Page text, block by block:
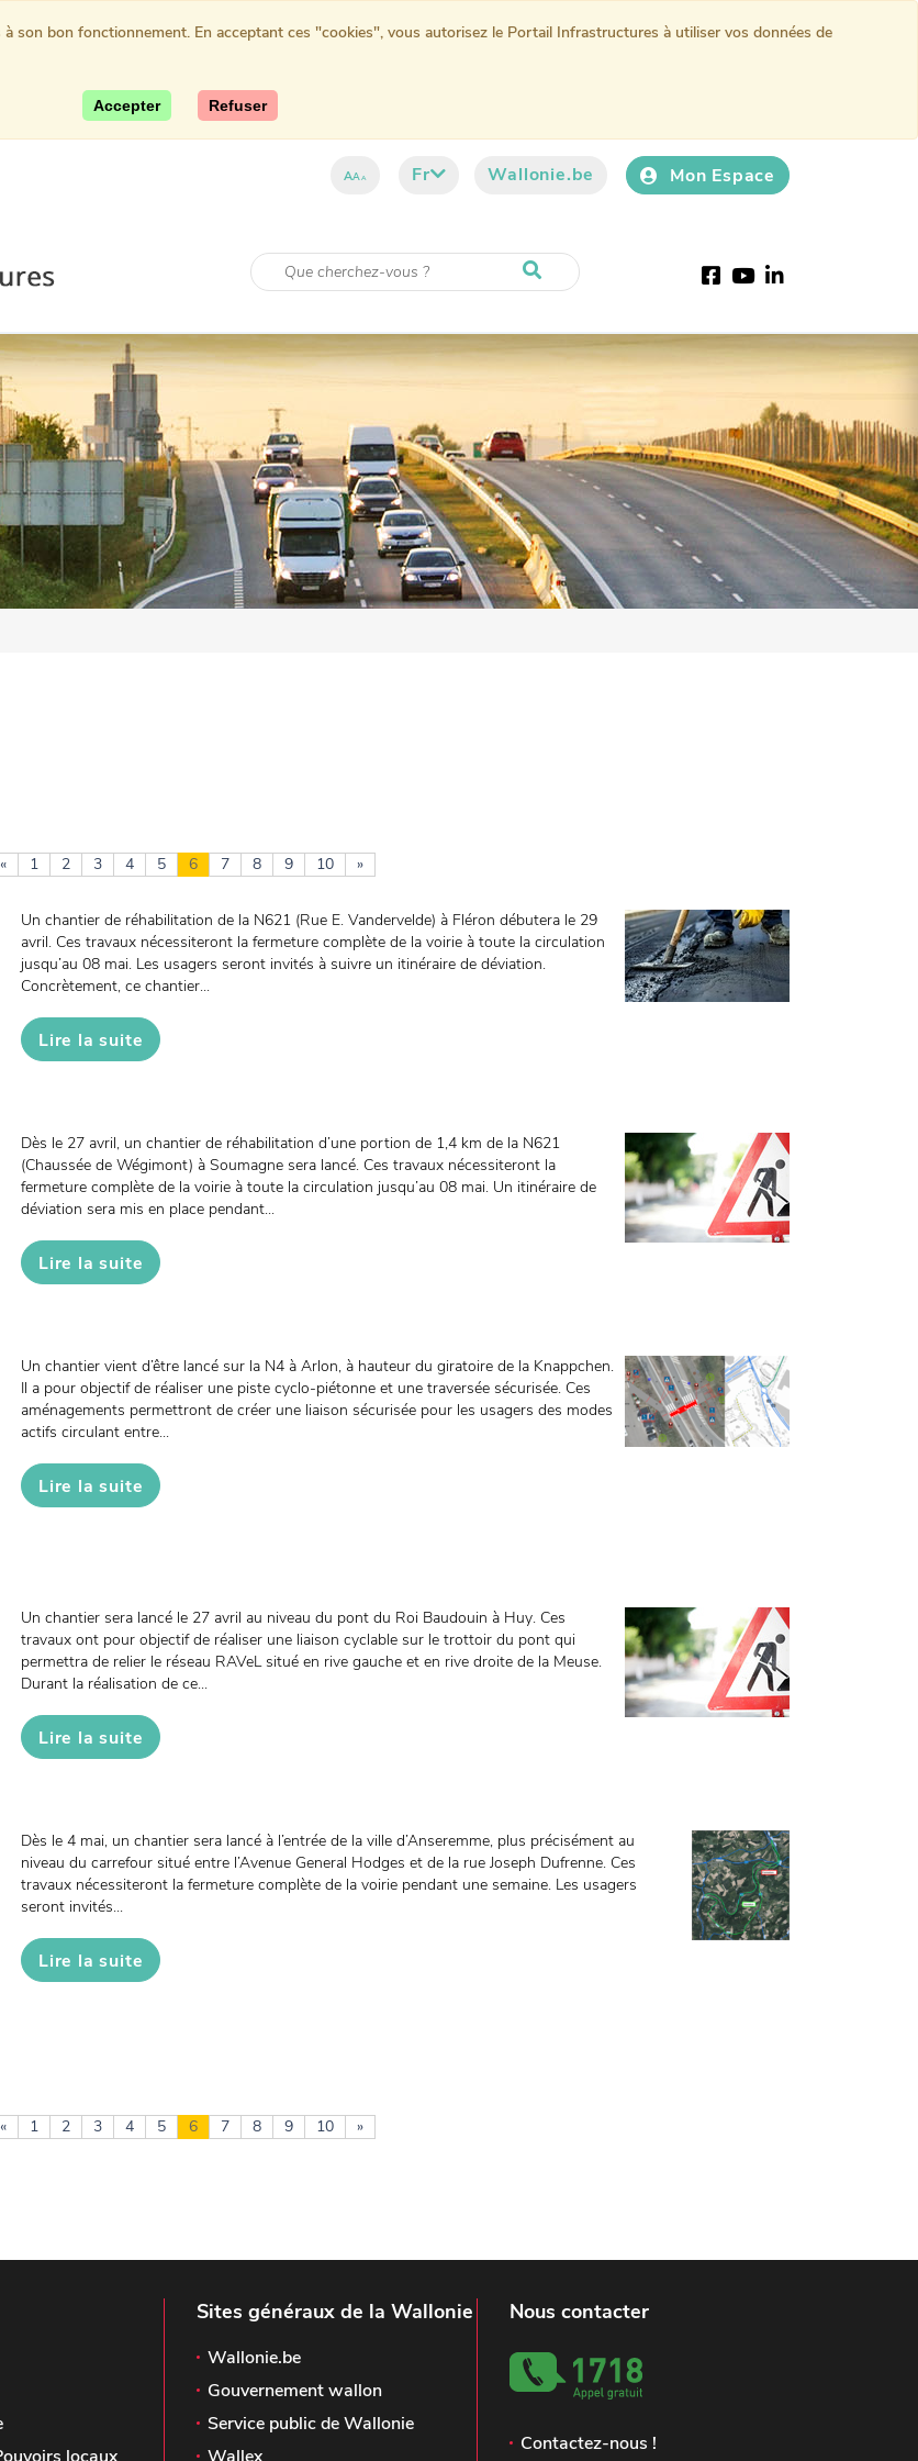
AAA Fr Wallonie.be Mon Espace
Facebook
YoutubeLinkedIn
« 1 2 3 4 5 6 7 8 9 10 »
Un chantier de réhabilitation de la N621 (Rue E. Vandervelde) à Fléron débutera le 29
avril. Ces travaux nécessiteront la fermeture complète de la voirie à toute la circulation
jusqu’au 08 mai. Les usagers seront invités à suivre un itinéraire de déviation.
Concrètement, ce chantier...
Lire la suite
Dès le 27 avril, un chantier de réhabilitation d’une portion de 1,4 km de la N621
(Chaussée de Wégimont) à Soumagne sera lancé. Ces travaux nécessiteront la
fermeture complète de la voirie à toute la circulation jusqu’au 08 mai. Un itinéraire de
déviation sera mis en place pendant...
Lire la suite
Un chantier vient d’être lancé sur la N4 à Arlon, à hauteur du giratoire de la Knappchen.
Il a pour objectif de réaliser une piste cyclo-piétonne et une traversée sécurisée. Ces
aménagements permettront de créer une liaison sécurisée pour les usagers des modes
actifs circulant entre...
Lire la suite
Un chantier sera lancé le 27 avril au niveau du pont du Roi Baudouin à Huy. Ces
travaux ont pour objectif de réaliser une liaison cyclable sur le trottoir du pont qui
permettra de relier le réseau RAVeL situé en rive gauche et en rive droite de la Meuse.
Durant la réalisation de ce...
Lire la suite
Dès le 4 mai, un chantier sera lancé à l’entrée de la ville d’Anseremme, plus précisément au
niveau du carrefour situé entre l’Avenue General Hodges et de la rue Joseph Dufrenne. Ces
travaux nécessiteront la fermeture complète de la voirie pendant une semaine. Les usagers
seront invités...
Lire la suite
« 1 2 3 4 5 6 7 8 9 10 »
Sites généraux de la Wallonie
Wallonie.be
Gouvernement wallon
Service public de Wallonie
Nous contacter
Contactez-nous !
son bon fonctionnement. En acceptant ces "cookies", vous autorisez le Portail Infrastructures à utiliser vos données de
Accepter Refuser